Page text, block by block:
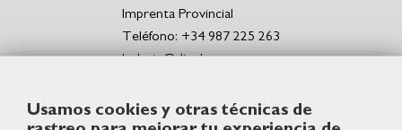
Usamos cookies y otras técnicas de
Imprenta Provincial
Teléfono: +34 987 225 263
boletin@dipuleon.es
Portal de la Diputación de León